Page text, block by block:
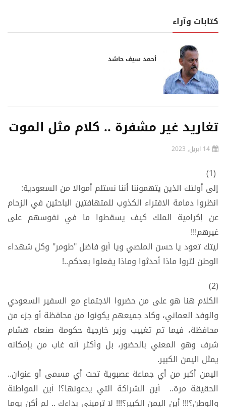
كتابات وآراء
أحمد سيف حاشد
تغاريد غير مشفرة .. كلام مثل الموت
14 ابريل, 2023
(1)
إلى أولئك الذين يتهموننا أننا نستلم أموالا من السعودية:
انظروا دمامة الافتراء الكذوب للمتهافتين الباحثين في الزحام
عن إكرامية الملك كيف يسقطوا ما في نفوسهم على
غيرهم!!!
ليتك تعود يا حسن الملصي ويا أبو فاضل "طومر" وكل شهداء
الوطن لتروا ماذا أحدثوا وماذا يفعلوا بعدكم..!
(2)
الكلام هنا هو على من حضروا الاجتماع مع السفير السعودي
والوفد العماني، وكاد جميعهم يكونوا من محافظة أو جزء من
محافظة، فيما تم تغييب وزير خارجية حكومة صنعاء هشام
شرف وهو المعني بالحضور، بل وأكثر أنه غاب من بإمكانه
يمثل اليمن الكبير.
اليمن أكبر من أي جماعة عصبوية تحت أي مسمى أو عنوان..
الحقيقة مرة.. أين الشراكة التي يدعونها؟! أين المواطنة
والوطن؟!!! أين اليمن الكبير؟!!! لا ترميني بداءك .. لم أكن يوما